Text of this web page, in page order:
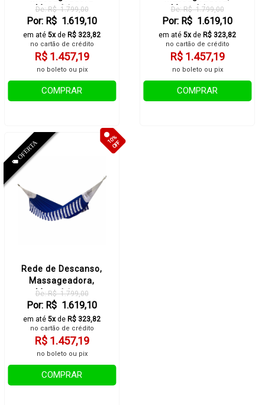
Magnética e
Infravermelho Longo -
Tsuyoi
De: R$ 1.799,00
Por: R$ 1.619,10
em até 5xde R$ 323,82
no cartão de crédito
R$ 1.457,19
no boleto ou pix
COMPRAR
Magnética e
Infravermelho Longo -
tsuyoi
De: R$ 1.799,00
Por: R$ 1.619,10
em até 5xde R$ 323,82
no cartão de crédito
R$ 1.457,19
no boleto ou pix
COMPRAR
Rede de Descanso,
Massageadora,
Magnética e
Infravermelho Longo -
tsuyoi
10%OFF
De: R$ 1.799,00
Por: R$ 1.619,10
em até 5xde R$ 323,82
no cartão de crédito
R$ 1.457,19
no boleto ou pix
COMPRAR